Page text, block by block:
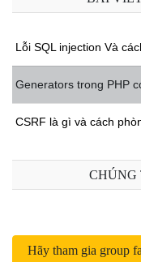
Lỗi SQL injection Và
Generators trong PHP
CSRF là gì và cách
CHÚNG
Hãy tham gia group